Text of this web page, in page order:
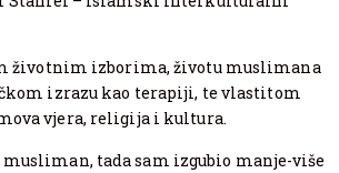
životnim izborima, životu muslimana
izrazu kao terapiji, te vlastitom
vjera, religija i kultura.
musliman, tada sam izgubio manje-više